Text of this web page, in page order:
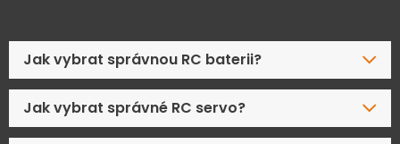
Jak vybrat správnou RC baterii?
Jak vybrat správné RC servo?